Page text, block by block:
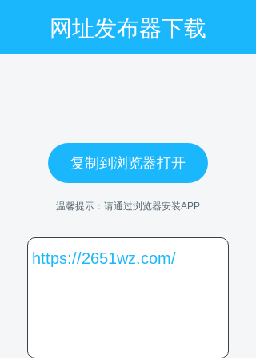
网址发布器下载
复制到浏览器打开
温馨提示：请通过浏览器安装APP
https://2651wz.com/